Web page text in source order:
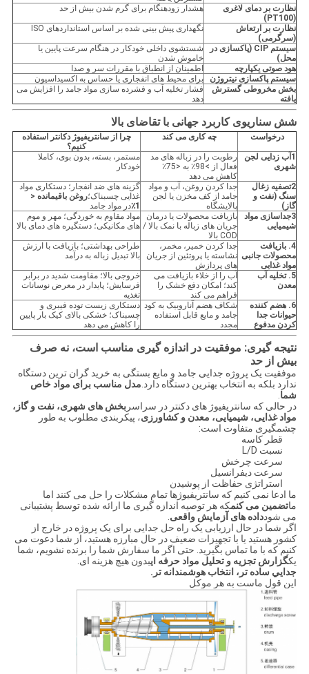
نظارت بر دمای لاغری
(PT100)
هشدار زودهنگام برای گرم شدن بیش از حد
نظارت بر ارتعاش
(سرگرمی)
نگهداری پیش بینی شده بر اساس استانداردهای ISO
سیستم CIP (پاکسازی در
محل)
شستشوی داخلی خودکار در هنگام سرعت پایین یا
خاموش شدن
هود صوتی یکپارچه
اطمینان از انطباق با مقررات سر و صدا
سیستم پاکسازی نیتروژن
برای محیط های انفجاری یا حساس به اکسیداسیون
بخش مخروطی گسترش
یافته
فشار تخلیه آب و فشرده سازی مواد جامد را افزایش می
دهد
شش سناریوی کاربرد جهانی با تقاضای بالا
درخواست چه کاری می کند
چرا از سانتریفیوژ دکانتر استفاده
کنیم؟
1آب زدایی لجن
شهری
رطوبت را در زباله های مد
فعال از >98٪ به <75٪
کاهش می دهد
مستمر، بسته، بدون بوی، کاملا
خودکار
2تصفیه زغال
سنگ (نفت و
گاز)
جدا کردن روغن، آب و مواد
جامد از کف مخزن یا لجن
پالایشگاه
گزینه های ضد انفجار؛ دستکاری مواد
غذایی چسبناک؛روغن باقیمانده <
1٪ در مواد جامد
3جداسازی مواد
شیمیایی
بازیافت محصولات یا درمان
جریان های زباله با نمک بالا /
COD بالا
مواد مقاوم به خوردگی؛ مهر و موم
های مکانیکی؛ دستگیره های دمای بالا
4. بازیافت
محصولات جانبی
مواد غذایی
جدا کردن خمیر، مخمر،
نشاسته یا پروتئین از جریان
های پردازش
طراحی بهداشتی؛ بازیافت با ارزش
بالا تبدیل زباله به درآمد
5. تخلیه آب
معدن
آب را از خلاء بازیافت می
کند؛ امکان دفع خشک را
فراهم می کند
خروجی بالا؛ مقاومت شدید در برابر
فرسایش؛ پایدار در معرض نوسانات
تغذیه
6. هضم کننده
حیوانات جدا
کردن مدفوع
شکاف هضم آناروبیک به کود
جامد و مایع قابل استفاده
مجدد
دستکاری زیست توده فیبری و
چسبناک؛ خشکی بالای کیک بار پایین
را کاهش می دهد
نتیجه گیری: موفقیت در اندازه گیری مناسب است، نه صرف
بیش از حد
موفقیت یک پروژه جدایی جامد و مایع بستگی به خرید گران ترین دستگاه
ندارد بلکه به انتخاب بهترین دستگاه دارد.مدل مناسب برای مواد خاص
شما.
در حالی که سانتریفیوژ های دکنتر در سراسر بخش های شهری، نفت و گاز،
مواد غذایی، شیمیایی، معدن و کشاورزی، پیکربندی مطلوب به طور
چشمگیری متفاوت است:
قطر کاسه
نسبت L/D
سرعت چرخش
سرعت دیفرانسیل
استراتژی حفاظت از پوشیدن
ما ادعا نمی کنیم که سانتریفیوژها تمام مشکلات را حل می کنند اما
ماتضمین می کنمکه هر توصیه اندازه گیری ما ارائه شده توسط پشتیبانی
می شودداده های آزمایش واقعی.
اگر شما در حال ارزیابی یک راه حل جدایی برای یک پروژه در خارج از
کشور هستید یا با تجهیزات ضعیف در حال مبارزه هستید، از شما دعوت می
کنیم که با ما تماس بگیرید. حتی اگر ما سفارش شما را برنده نشویم، شما
یکگزارش تجزیه و تحلیل مواد حرفه ایبدون هیچ هزینه ای.
جدايي ساده تر، انتخاب هوشمندانه تر.
اين قول ماست به هر موکل